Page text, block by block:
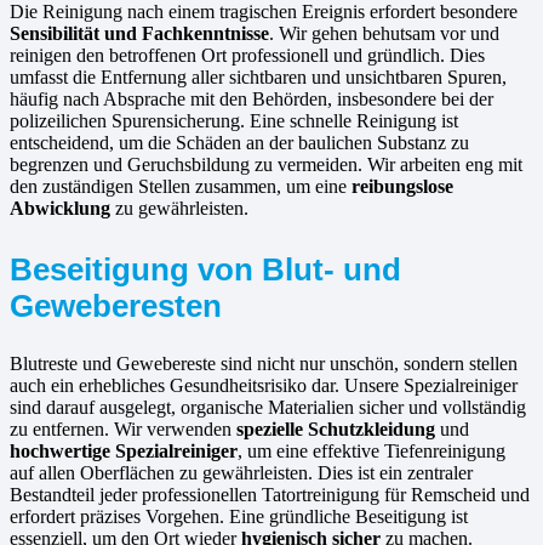
Die Reinigung nach einem tragischen Ereignis erfordert besondere
Sensibilität und Fachkenntnisse. Wir gehen behutsam vor und
reinigen den betroffenen Ort professionell und gründlich. Dies
umfasst die Entfernung aller sichtbaren und unsichtbaren Spuren,
häufig nach Absprache mit den Behörden, insbesondere bei der
polizeilichen Spurensicherung. Eine schnelle Reinigung ist
entscheidend, um die Schäden an der baulichen Substanz zu
begrenzen und Geruchsbildung zu vermeiden. Wir arbeiten eng mit
den zuständigen Stellen zusammen, um eine reibungslose
Abwicklung zu gewährleisten.
Beseitigung von Blut- und
Geweberesten
Blutreste und Gewebereste sind nicht nur unschön, sondern stellen
auch ein erhebliches Gesundheitsrisiko dar. Unsere Spezialreiniger
sind darauf ausgelegt, organische Materialien sicher und vollständig
zu entfernen. Wir verwenden spezielle Schutzkleidung und
hochwertige Spezialreiniger, um eine effektive Tiefenreinigung
auf allen Oberflächen zu gewährleisten. Dies ist ein zentraler
Bestandteil jeder professionellen Tatortreinigung für Remscheid und
erfordert präzises Vorgehen. Eine gründliche Beseitigung ist
essenziell, um den Ort wiederhygienisch sicher zu machen.